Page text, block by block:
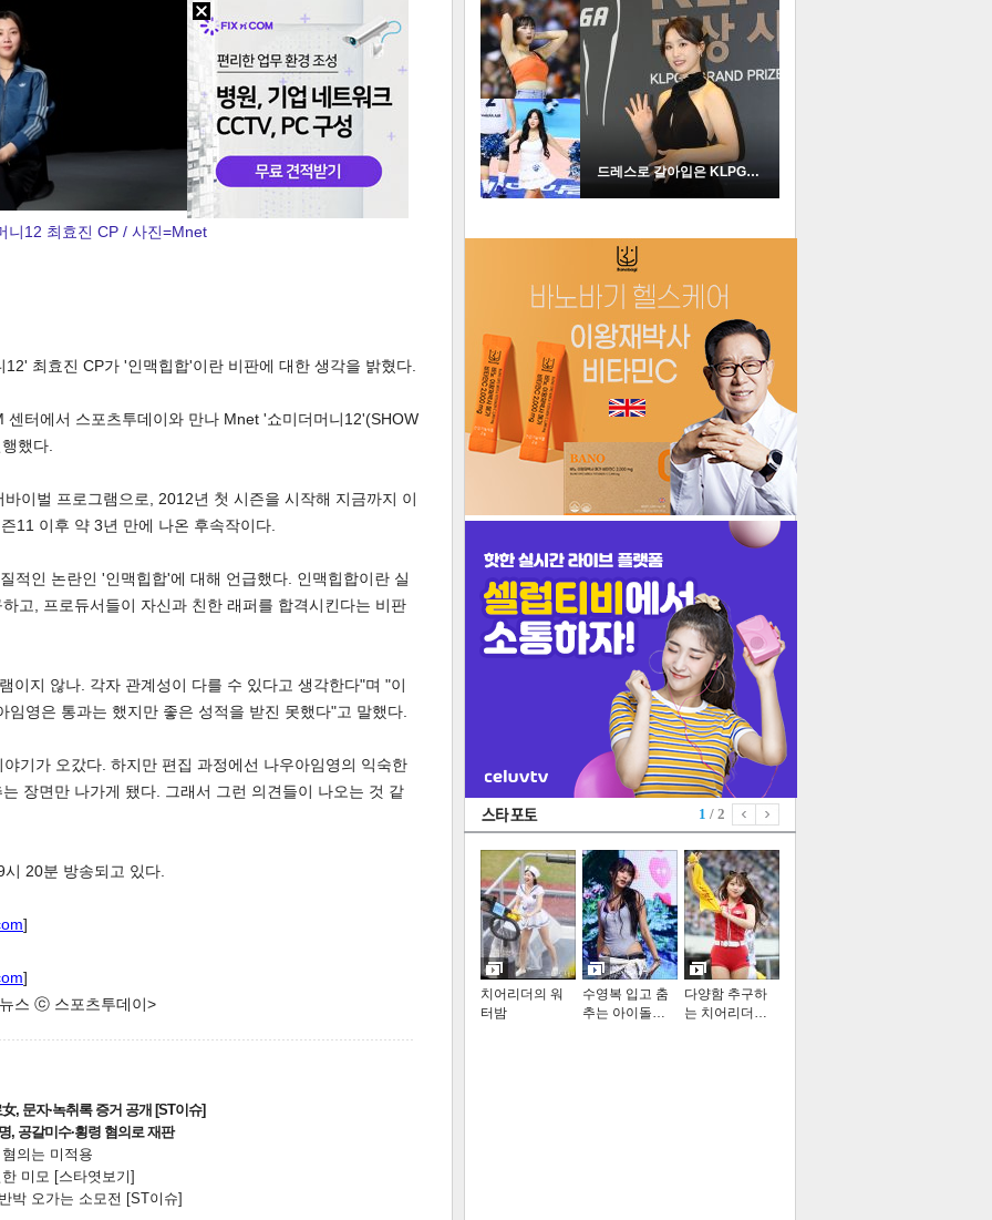
url 복
니12 최효진 CP / 사진=Mnet
최효진 CP가 '인맥힙합'이란 비판에 대한 생각을 밝혔다.
센터에서 스포츠투데이와 만나 Mnet '쇼미더머니12'(SHOW
했다.
이벌 프로그램으로, 2012년 첫 시즌을 시작해 지금까지 이
11 이후 약 3년 만에 나온 후속작이다.
적인 논란인 '인맥힙합'에 대해 언급했다. 인맥힙합이란 실
고, 프로듀서들이 자신과 친한 래퍼를 합격시킨다는 비판
이지 않나. 각자 관계성이 다를 수 있다고 생각한다"며 "이
영은 통과는 했지만 좋은 성적을 받진 못했다"고 말했다.
기가 오갔다. 하지만 편집 과정에선 나우아임영의 익숙한
장면만 나가게 됐다. 그래서 그런 의견들이 나오는 것 같
20분 방송되고 있다.
]
]
스 ⓒ 스포츠투데이>
, 문자·녹취록 증거 공개 [ST이슈]
, 공갈미수·횡령 혐의로 재판
의는 미적용
미모 [스타엿보기]
박 오가는 소모전 [ST이슈]
많이 본 뉴스
연예
스포츠 포토
2
더보기
인기포토
드레스로 갈아입은 KLPGA …
1 / 2
치어리더의 워
터밤
수영복 입고 춤
추는 아이돌…
다양함 추구하
는 치어리더…